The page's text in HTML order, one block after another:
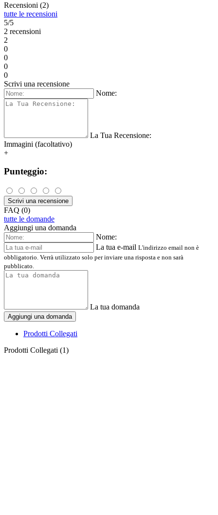
Recensioni (2)
tutte le recensioni
5/5
2 recensioni
2
0
0
0
0
Scrivi una recensione
Nome:
La Tua Recensione:
Immagini (facoltativo)
+
Punteggio:
Scrivi una recensione
FAQ (0)
tutte le domande
Aggiungi una domanda
Nome:
La tua e-mail L'indirizzo email non è
obbligatorio. Verrà utilizzato solo per inviare una risposta e non sarà
pubblicato.
La tua domanda
Aggiungi una domanda
Prodotti Collegati
Prodotti Collegati (1)